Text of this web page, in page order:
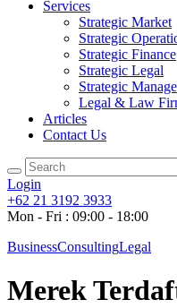
Services
Strategic Market
Strategic
Strategic Finance
Strategic Legal
Strategic
Legal & Law
Articles
Contact Us
Login
+62 21 3192 3933
Mon - Fri : 09:00 - 18:00
BusinessConsultingLegal
Merek